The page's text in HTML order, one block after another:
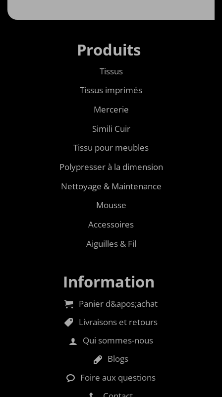
Produits
Tissus
Tissus imprimés
Mercerie
Simili Cuir
Tissu pour meubles
Polypresser à la dimension
Nettoyage & Maintenance
Mousse
Accessoires
Aiguilles & Fil
Information
Panier d&apos;achat
Livraisons et retours
Qui sommes-nous
Blogs
Foire aux questions